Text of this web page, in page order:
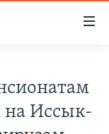
Иссык-